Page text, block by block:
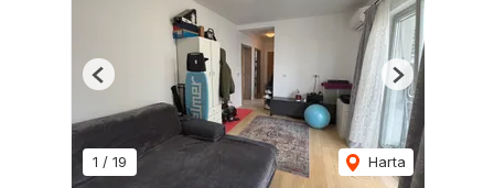
1 / 19 Harta
Previous Next